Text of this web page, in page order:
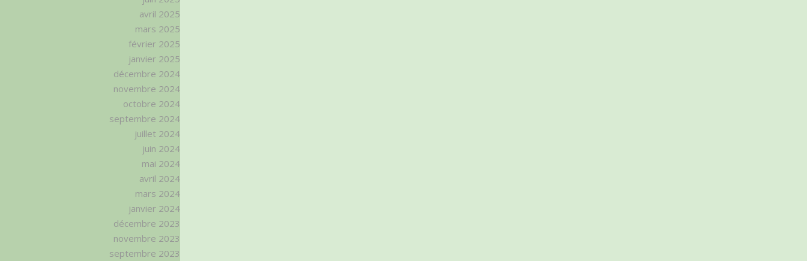
avril 2025
mars 2025
février 2025
janvier 2025
décembre 2024
novembre 2024
octobre 2024
septembre 2024
juillet 2024
juin 2024
mai 2024
avril 2024
mars 2024
janvier 2024
décembre 2023
novembre 2023
septembre 2023